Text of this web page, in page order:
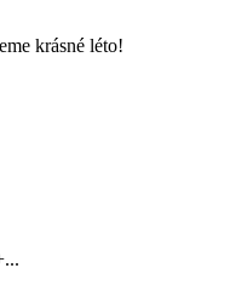
krásné léto!